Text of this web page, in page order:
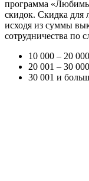
программа
скидок. Скидка для
исходя из суммы
сотрудничества по
10 000 – 20
20 001 – 30
30 001 и